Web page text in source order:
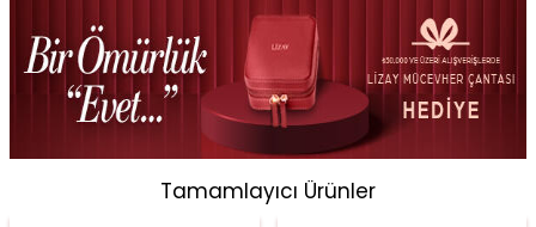
Tamamlayıcı Ürünler